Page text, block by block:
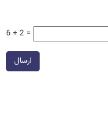
6 + 2 =
ارسال